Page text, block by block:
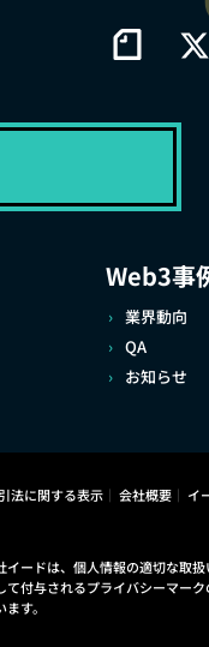
Web3事
業界動向
QA
お知らせ
法に関する表示 会社概要 イ
イードは、個人情報の適切な取
て付与されるプライバシーマー
す。